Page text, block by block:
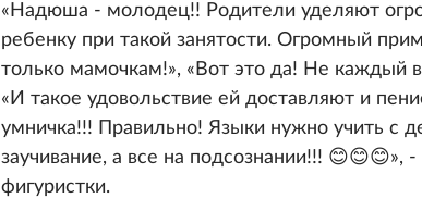
«Надюша - молодец!! Родители уделяют
ребенку при такой занятости. Огромный
только мамочкам!», «Вот это да! Не каждый
«И такое удовольствие ей доставляют и
умничка!!! Правильно! Языки нужно учить с
заучивание, а все на подсознании!!! 😊😊😊»,
фигуристки.